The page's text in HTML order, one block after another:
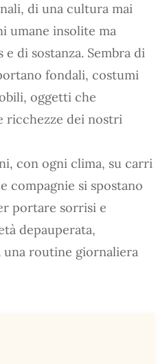
di una cultura mai
umane insolite ma
di sostanza. Sembra di
fondali, costumi
oggetti che
ricchezze dei nostri
con ogni clima, su carri
compagnie si spostano
portare sorrisi e
depauperata,
una routine giornaliera